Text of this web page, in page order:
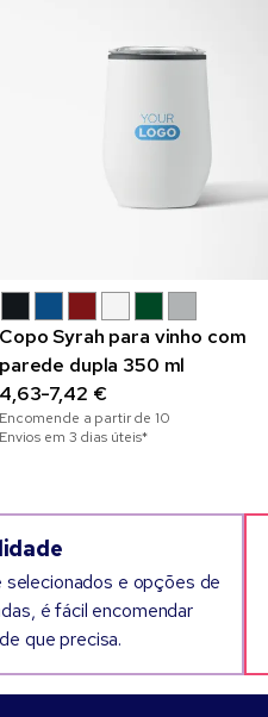
Copo Syrah para vinho com
parede dupla 350 ml
4,63-7,42 €
Encomende a partir de 10
Envios em 3 dias úteis*
e opções de
é fácil encomendar
que precisa.